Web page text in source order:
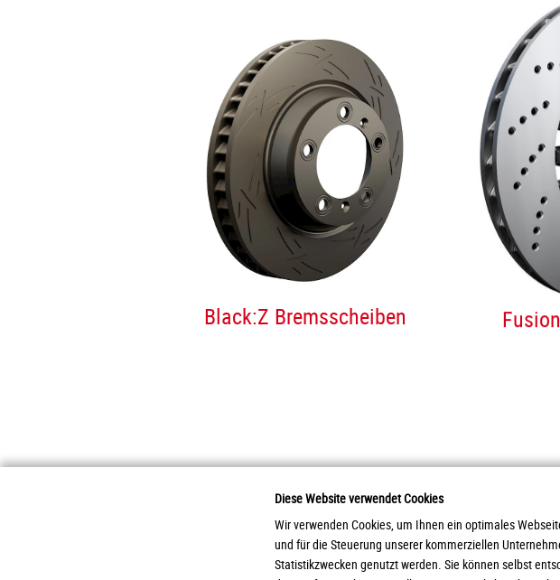
Diese Website verwendet Cookies
Wir verwenden Cookies, um Ihnen ein optimales
und für die Steuerung unserer kommerziellen
Statistikzwecken genutzt werden. Sie können selbst
Black:Z Bremsscheiben
2026 Otto Zimmermann Maschinen- und Apparatebau GmbH